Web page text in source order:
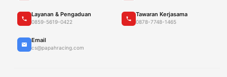
Layanan & Pengaduan
0859-5619-0422
Tawaran Kerjasama
0878-7748-1465
Email
cs@papahracing.com